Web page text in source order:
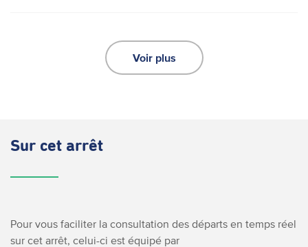
Voir plus
Sur cet arrêt
Pour vous faciliter la consultation des départs en temps réel
sur cet arrêt, celui-ci est équipé par